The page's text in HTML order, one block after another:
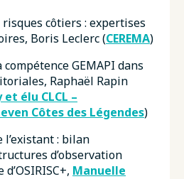
côtiers : expertises
Boris Leclerc (CEREMA)
compétence GEMAPI dans
Raphaël Rapin
élu CLCL –
Côtes des Légendes)
l’existant : bilan
d’observation
Manuelle